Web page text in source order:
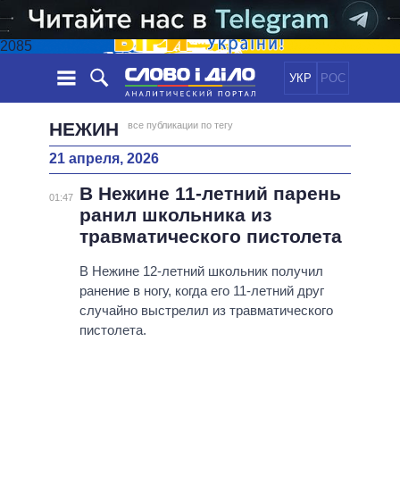
2085
УКР РОС
НОВОСТИ
ЛЕНТА
СОБЫТИЯ
СТАТЬИ
МНЕНИЯ
ОБЗОРЫ
ДАЙДЖЕСТЫ
ЭКОНОМИКА
ОБЩЕСТВО
МИР
ОБЕЩАНИЯ
ПОЛИТИКИ
ВСЕ ПОЛИТИКИ
ПРЕЗИДЕНТ И ОФИС
ВЕРХОВНАЯ РАДА
ИНФОГРАФИКА
ПОДДЕРЖАТЬ
НЕЖИН все публикации по тегу
21 апреля, 2026
01:47
В Нежине 11-летний парень
ранил школьника из
травматического пистолета
В Нежине 12-летний школьник получил
ранение в ногу, когда его 11-летний друг
случайно выстрелил из травматического
пистолета.